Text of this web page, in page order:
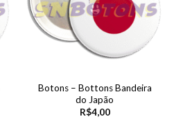
Botons – Bottons Bandeira
do Japão
R$4,00